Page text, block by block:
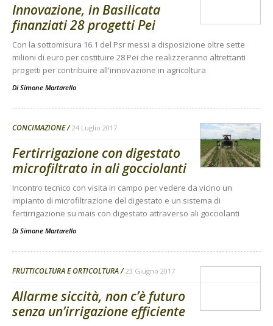
Innovazione, in Basilicata
finanziati 28 progetti Pei
Con la sottomisura 16.1 del Psr messi a disposizione oltre sette
milioni di euro per costituire 28 Pei che realizzeranno altrettanti
progetti per contribuire all'innovazione in agricoltura
Di Simone Martarello
CONCIMAZIONE 24 Luglio 2017
Fertirrigazione con digestato
microfiltrato in ali gocciolanti
Incontro tecnico con visita in campo per vedere da vicino un
impianto di microfiltrazione del digestato e un sistema di
fertirrigazione su mais con digestato attraverso ali gocciolanti
Di Simone Martarello
FRUTTICOLTURA E ORTICOLTURA 23 Giugno 2017
Allarme siccità, non c’è futuro
senza un’irrigazione efficiente